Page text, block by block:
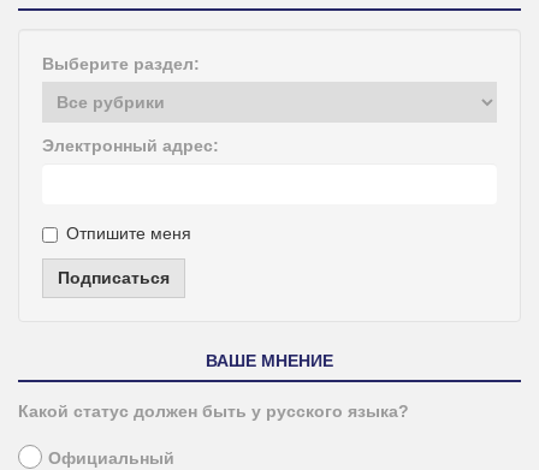
Выберите раздел:
Электронный адрес:
Отпишите меня
Подписаться
ВАШЕ МНЕНИЕ
Какой статус должен быть у русского языка?
Официальный